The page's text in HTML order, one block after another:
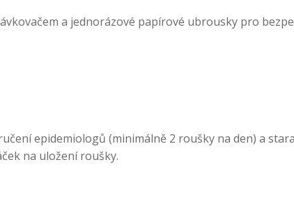
a jednorázové papírové ubrousky pro
epidemiologů (minimálně 2 roušky na den) a
na uložení roušky.